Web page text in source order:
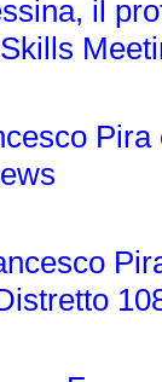
il